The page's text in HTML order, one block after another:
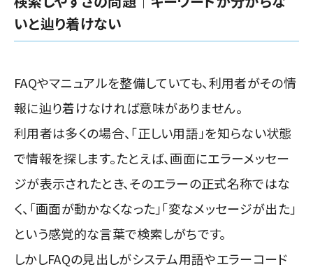
いと辿り着けない
FAQやマニュアルを整備していても、利用者がその情
報に辿り着けなければ意味がありません。
利用者は多くの場合、「正しい用語」を知らない状態
で情報を探します。たとえば、画面にエラーメッセー
ジが表示されたとき、そのエラーの正式名称ではな
く、「画面が動かなくなった」「変なメッセージが出た」
という感覚的な言葉で検索しがちです。
しかしFAQの見出しがシステム用語やエラーコード